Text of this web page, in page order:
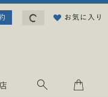
読み込み中...お気に入り